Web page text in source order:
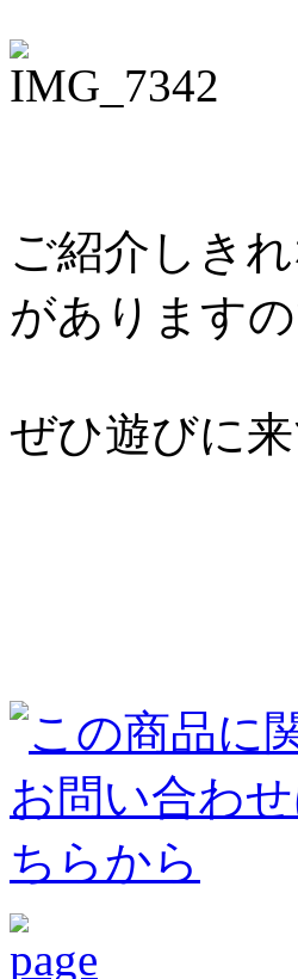
ご紹介しき
がありますの
ぜひ遊びに